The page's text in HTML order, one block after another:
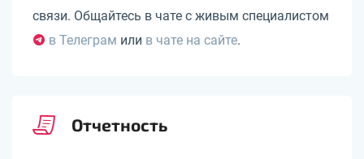
связи. Общайтесь в чате с живым специалистом
в Телеграм или в чате на сайте.
Отчетность